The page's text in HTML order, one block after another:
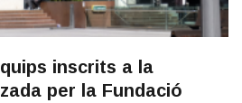
inscrits a la
per la Fundació